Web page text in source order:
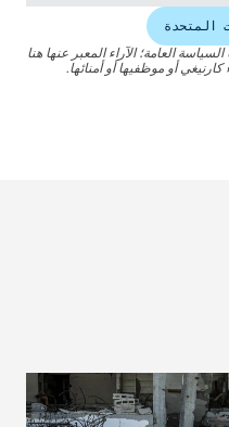
المتحدة
العامة؛ الآراء المعبر عنها هنا
أو موظفيها أو أمنائها.